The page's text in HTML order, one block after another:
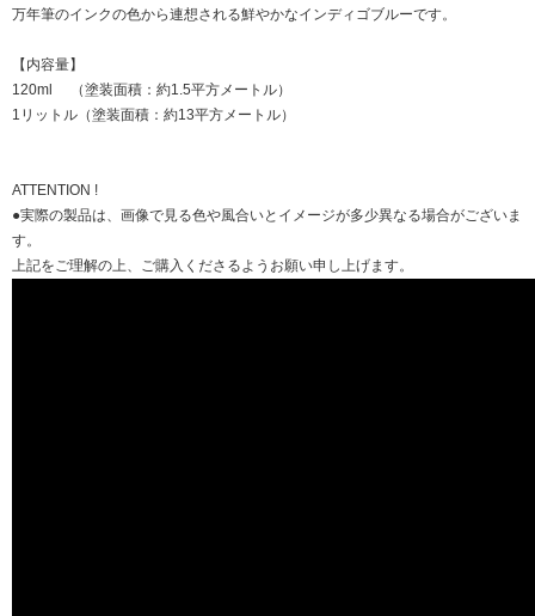
万年筆のインクの色から連想される鮮やかなインディゴブルーです。
【内容量】
120ml （塗装面積：約1.5平方メートル）
1リットル（塗装面積：約13平方メートル）
ATTENTION !
●実際の製品は、画像で見る色や風合いとイメージが多少異なる場合がございま
す。
上記をご理解の上、ご購入くださるようお願い申し上げます。